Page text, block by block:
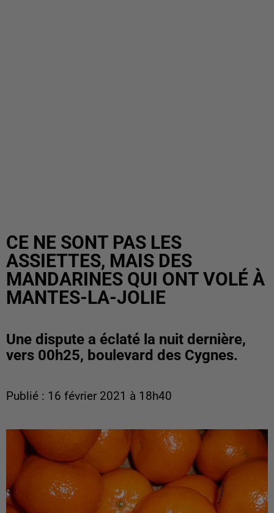
CE NE SONT PAS LES
ASSIETTES, MAIS DES
MANDARINES QUI ONT VOLÉ À
MANTES-LA-JOLIE
Une dispute a éclaté la nuit dernière,
vers 00h25, boulevard des Cygnes.
Publié : 16 février 2021 à 18h40